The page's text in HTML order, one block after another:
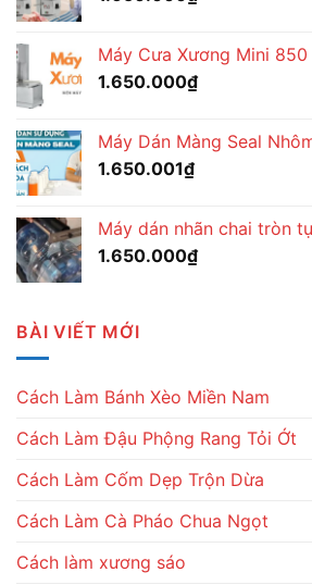
Máy Cưa Xương Mini 850
1.650.000₫
Máy Dán Màng Seal
1.650.001₫
Máy dán nhãn chai tròn
1.650.000₫
BÀI VIẾT MỚI
Cách Làm Bánh Xèo Miền Nam
Cách Làm Đậu Phộng Rang Tỏi Ớt
Cách Làm Cốm Dẹp Trộn Dừa
Cách Làm Cà Pháo Chua Ngọt
Cách làm xương sáo